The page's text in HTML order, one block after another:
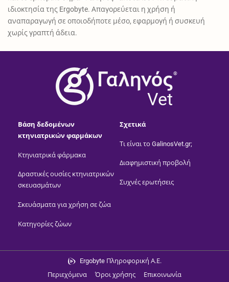
ιδιοκτησία της Ergobyte. Απαγορεύεται η χρήση ή
αναπαραγωγή σε οποιοδήποτε μέσο, εφαρμογή ή συσκευή
χωρίς γραπτή άδεια.
®
Vet
Βάση δεδομένων
κτηνιατρικών φαρμάκων
Κτηνιατρικά φάρμακα
Δραστικές ουσίες κτηνιατρικών
σκευασμάτων
Σκευάσματα για χρήση σε ζώα
Κατηγορίες ζώων
Σχετικά
Τι είναι το GalinosVet.gr;
Διαφημιστική προβολή
Συχνές ερωτήσεις
Ergobyte Πληροφορική Α.Ε.
Περιεχόμενα
Όροι χρήσης Επικοινωνία